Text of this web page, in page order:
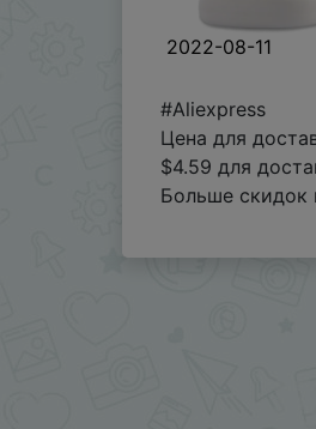
2022-08-11
#Aliexpress
Цена для
$4.59 для
Больше скидок